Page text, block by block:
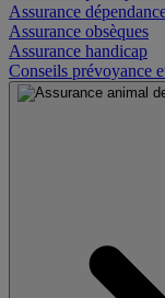
Assurance
Assurance obsèques
Assurance handicap
Conseils prévoyance